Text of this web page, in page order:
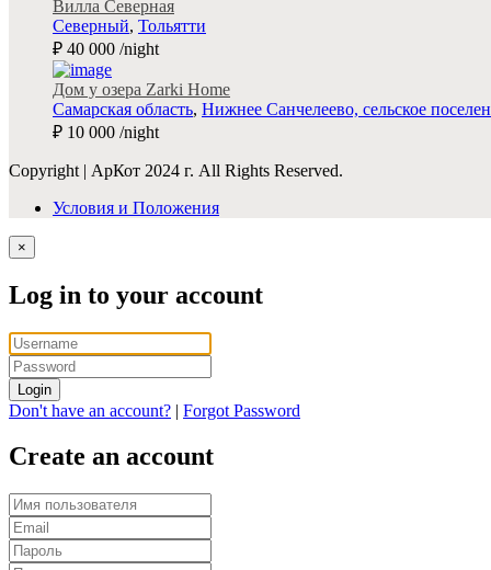
Вилла Северная
Северный, Тольятти
₽ 40 000 /night
Дом у озера Zarki Home
Самарская область, Нижнее Санчелеево, сельское
₽ 10 000 /night
Copyright | АрКот 2024 г. All Rights Reserved.
Условия и Положения
×
Log in to your account
Login
Don't have an account? | Forgot Password
Create an account